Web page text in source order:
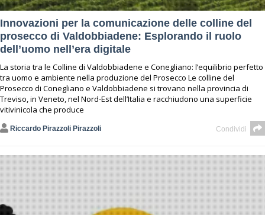
Innovazioni per la comunicazione delle colline del
prosecco di Valdobbiadene: Esplorando il ruolo
dell’uomo nell’era digitale
La storia tra le Colline di Valdobbiadene e Conegliano: l’equilibrio perfetto
tra uomo e ambiente nella produzione del Prosecco Le colline del
Prosecco di Conegliano e Valdobbiadene si trovano nella provincia di
Treviso, in Veneto, nel Nord-Est dell’Italia e racchiudono una superficie
vitivinicola che produce
Riccardo Pirazzoli Pirazzoli Condividi